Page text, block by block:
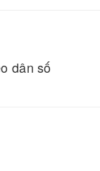
dân số